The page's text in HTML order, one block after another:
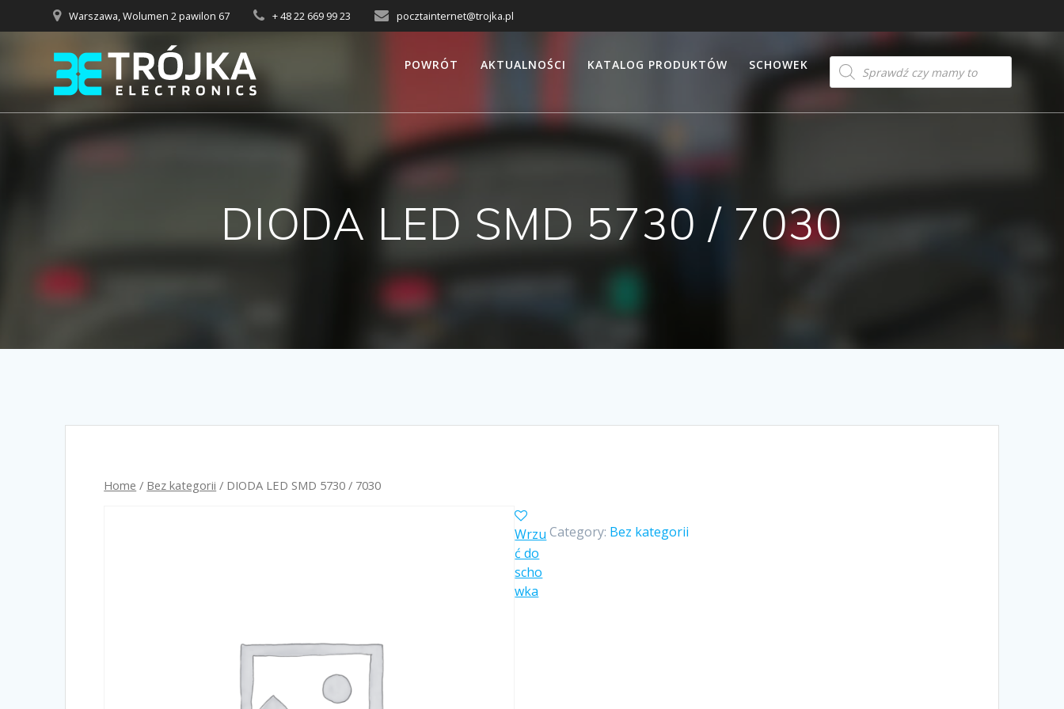
do
Warszawa, Wolumen 2 pawilon 67 + 48 22 669 99 23 pocztainternet@trojka.pl
POWRÓT AKTUALNOŚCI KATALOG PRODUKTÓW SCHOWEK
Products
search
DIODA LED SMD 5730 / 7030
Home / Bez kategorii / DIODA LED SMD 5730 / 7030
Category: Bez kategorii
Wrzu
ć do
scho
wka